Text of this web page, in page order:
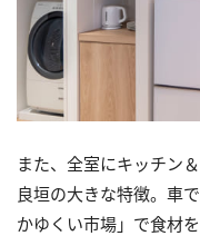
また、全室にキッチン
良垣の大きな特徴。車
かゆくい市場」で食材